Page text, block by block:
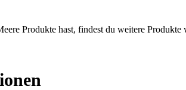
Produkte hast, findest du weitere